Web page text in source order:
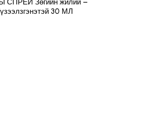
СПРЕЙ Зөгийн жилий –
30 МЛ